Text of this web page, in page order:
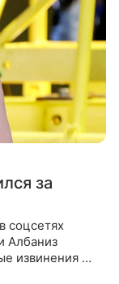
за
соцсетях
Албаниз
извинения за